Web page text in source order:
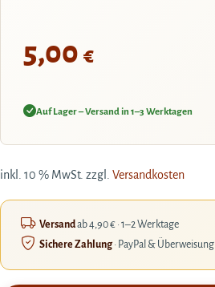
5,00 €
Auf Lager – Versand in 1–3 Werktagen
inkl. 10 % MwSt. zzgl. Versandkosten
Versandab 4,90 € · 1–2 Werktage
Sichere Zahlung· PayPal & Überweisung